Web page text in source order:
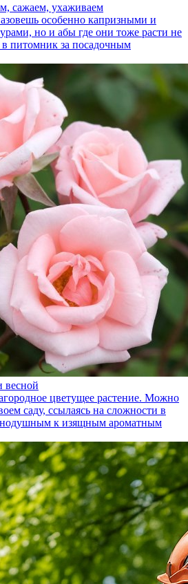
сажаем, ухаживаем
особенно капризными и
но и абы где они тоже расти не
в питомник за посадочным
весной
цветущее растение. Можно
саду, ссылаясь на сложности в
к изящным ароматным